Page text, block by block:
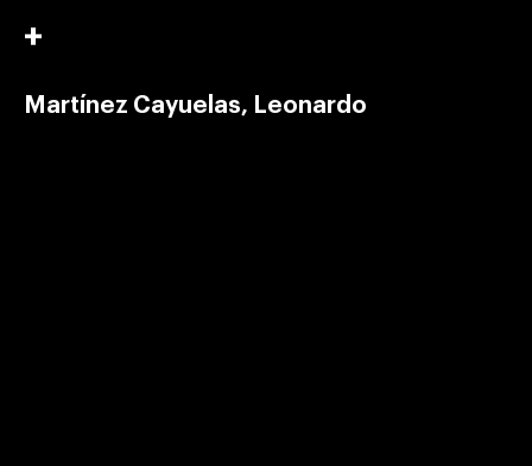
Martínez Cayuelas, Leonardo